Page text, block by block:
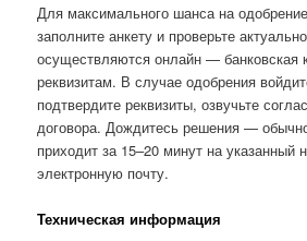
Для максимального шанса на
заполните анкету и проверьте
осуществляются онлайн — банковская
реквизитам. В случае одобрения
подтвердите реквизиты, озвучьте
договора. Дождитесь решения —
приходит за 15–20 минут на указанный
электронную почту.
Техническая информация